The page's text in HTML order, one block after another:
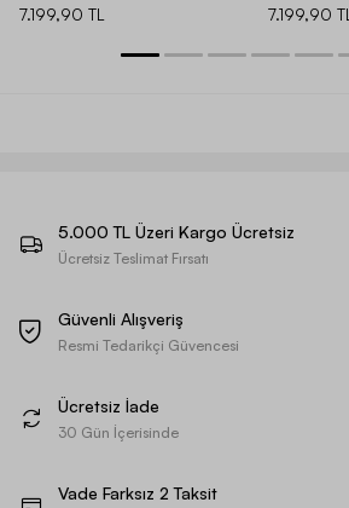
7.199,90 TL
7.199,90 TL
5.000 TL Üzeri Kargo Ücretsiz
Ücretsiz Teslimat Fırsatı
Güvenli Alışveriş
Resmi Tedarikçi Güvencesi
Ücretsiz İade
30 Gün İçerisinde
Vade Farksız 2 Taksit